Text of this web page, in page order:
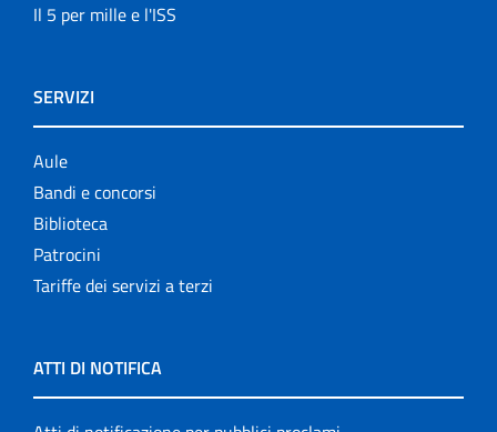
Il 5 per mille e l'ISS
SERVIZI
Aule
Bandi e concorsi
Biblioteca
Patrocini
Tariffe dei servizi a terzi
ATTI DI NOTIFICA